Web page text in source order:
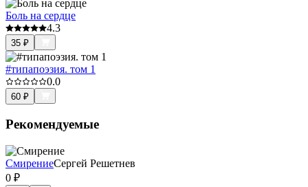
Боль на сердце
4.3
35 ₽
#типапоэзия. том 1
0.0
60 ₽
Рекомендуемые
СмирениеСергей Решетнев
0 ₽